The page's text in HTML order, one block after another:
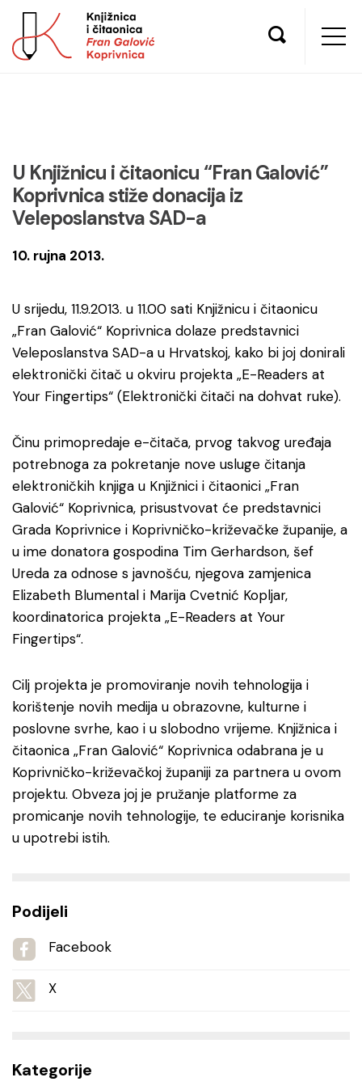
U Knjižnicu i čitaonicu “Fran Galović”
Koprivnica stiže donacija iz
Veleposlanstva SAD-a
10. rujna 2013.
U srijedu, 11.9.2013. u 11.00 sati Knjižnicu i čitaonicu
„Fran Galović“ Koprivnica dolaze predstavnici
Veleposlanstva SAD-a u Hrvatskoj, kako bi joj donirali
elektronički čitač u okviru projekta „E-Readers at
Your Fingertips“ (Elektronički čitači na dohvat ruke).
Činu primopredaje e-čitača, prvog takvog uređaja
potrebnoga za pokretanje nove usluge čitanja
elektroničkih knjiga u Knjižnici i čitaonici „Fran
Galović“ Koprivnica, prisustvovat će predstavnici
Grada Koprivnice i Koprivničko-križevačke županije, a
u ime donatora gospodina Tim Gerhardson, šef
Ureda za odnose s javnošću, njegova zamjenica
Elizabeth Blumental i Marija Cvetnić Kopljar,
koordinatorica projekta „E-Readers at Your
Fingertips“.
Cilj projekta je promoviranje novih tehnologija i
korištenje novih medija u obrazovne, kulturne i
poslovne svrhe, kao i u slobodno vrijeme. Knjižnica i
čitaonica „Fran Galović“ Koprivnica odabrana je u
Koprivničko-križevačkoj županiji za partnera u ovom
projektu. Obveza joj je pružanje platforme za
promicanje novih tehnologije, te educiranje korisnika
u upotrebi istih.
Podijeli
Facebook
X
Kategorije